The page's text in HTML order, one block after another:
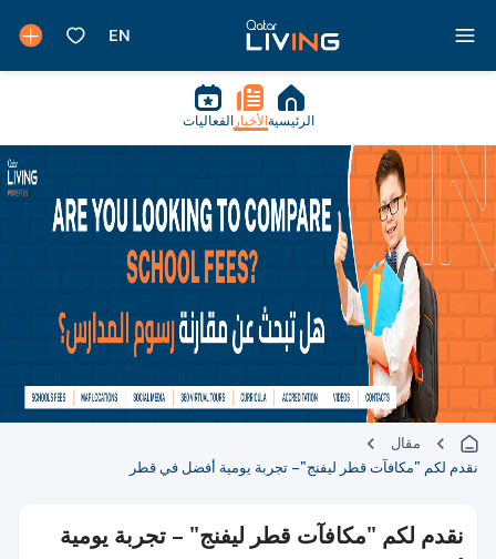
الرئيسية الأخبار الفعاليات
مقال
نقدم لكم "مكافآت قطر ليفنج" – تجربة يومية أفضل في قطر
نقدم لكم "مكافآت قطر ليفنج" – تجربة يومية